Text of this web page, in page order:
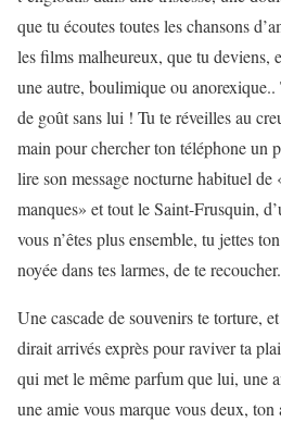
que tu écoutes toutes les chansons
les films malheureux, que tu deviens,
une autre, boulimique ou anorexique..
de goût sans lui ! Tu te réveilles au
main pour chercher ton téléphone un
lire son message nocturne habituel de
manques» et tout le Saint-Frusquin,
vous n’êtes plus ensemble, tu jettes
noyée dans tes larmes, de te
Une cascade de souvenirs te torture,
dirait arrivés exprès pour raviver ta
qui met le même parfum que lui, une
une amie vous marque vous deux,